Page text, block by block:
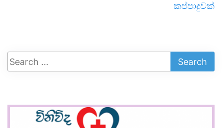
කප්පාදුවක්